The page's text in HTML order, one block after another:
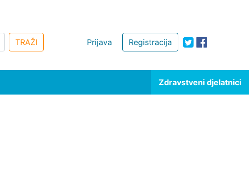
Registracija
Prijava
TRAŽI
Zdravstveni djelatnici